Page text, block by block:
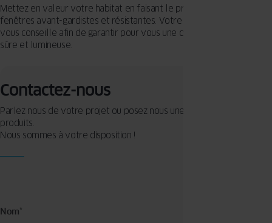
Mettez en valeur votre habitat en faisant le premier pas avec des
fenêtres avant-gardistes et résistantes. Votre spécialiste à Miribel,
vous conseille afin de garantir pour vous une demeure accueillante,
sûre et lumineuse.
Contactez-nous
Parlez nous de votre projet ou posez nous une question sur nos
produits.
Nous sommes à votre disposition !
Nom*